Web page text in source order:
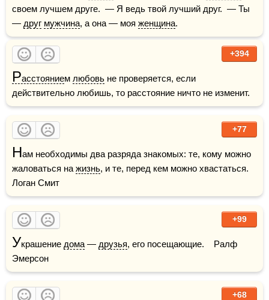
своем лучшем друге.  — Я ведь твой лучший друг.  — Ты
— друг мужчина, а она — моя женщина.
+394
Расстоянием любовь не проверяется, если
действительно любишь, то расстояние ничто не изменит.
+77
Нам необходимы два разряда знакомых: те, кому можно
жаловаться на жизнь, и те, перед кем можно хвастаться.
Логан Смит
+99
Украшение дома — друзья, его посещающие.    Ралф
Эмерсон
+68